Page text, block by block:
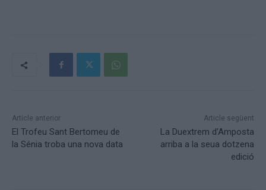
Article anterior
El Trofeu Sant Bertomeu de
la Sénia troba una nova data
Article següent
La Duextrem d’Amposta
arriba a la seua dotzena
edició